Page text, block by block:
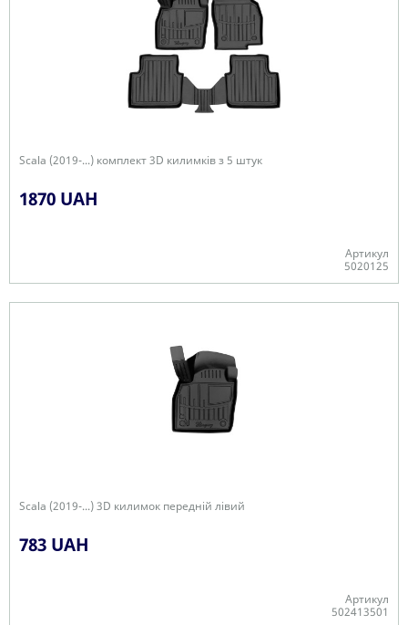
Scala (2019-...) комплект 3D килимків з 5 штук
1870 UAH
Артикул
5020125
Scala (2019-...) 3D килимок передній лівий
783 UAH
Артикул
502413501